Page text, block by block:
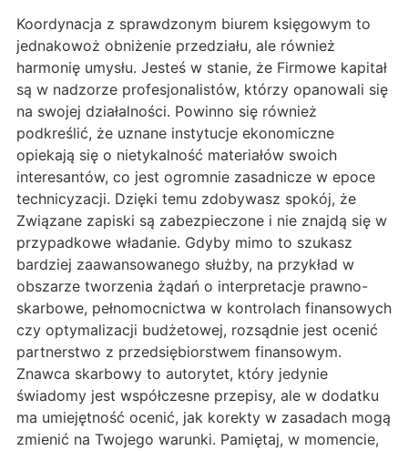
Koordynacja z sprawdzonym biurem księgowym to
jednakowoż obniżenie przedziału, ale również
harmonię umysłu. Jesteś w stanie, że Firmowe kapitał
są w nadzorze profesjonalistów, którzy opanowali się
na swojej działalności. Powinno się również
podkreślić, że uznane instytucje ekonomiczne
opiekają się o nietykalność materiałów swoich
interesantów, co jest ogromnie zasadnicze w epoce
technicyzacji. Dzięki temu zdobywasz spokój, że
Związane zapiski są zabezpieczone i nie znajdą się w
przypadkowe władanie. Gdyby mimo to szukasz
bardziej zaawansowanego służby, na przykład w
obszarze tworzenia żądań o interpretacje prawno-
skarbowe, pełnomocnictwa w kontrolach finansowych
czy optymalizacji budżetowej, rozsądnie jest ocenić
partnerstwo z przedsiębiorstwem finansowym.
Znawca skarbowy to autorytet, który jedynie
świadomy jest współczesne przepisy, ale w dodatku
ma umiejętność ocenić, jak korekty w zasadach mogą
zmienić na Twojego warunki. Pamiętaj, w momencie,